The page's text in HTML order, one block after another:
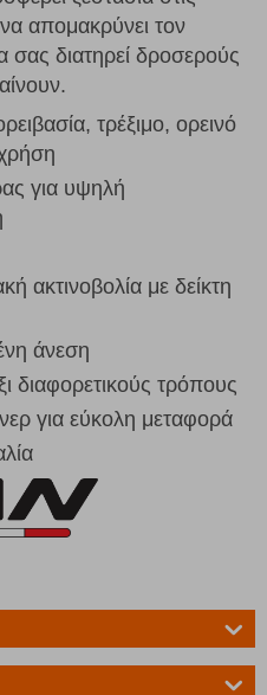
απομακρύνει τον
σας διατηρεί δροσερούς
τρέξιμο, ορεινό
για υψηλή
ακτινοβολία με δείκτη
άνεση
διαφορετικούς τρόπους
για εύκολη μεταφορά